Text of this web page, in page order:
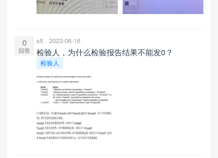
0
回答
slt 2023-06-16
检验人，为什么检验报告结果不能发0？
检验人